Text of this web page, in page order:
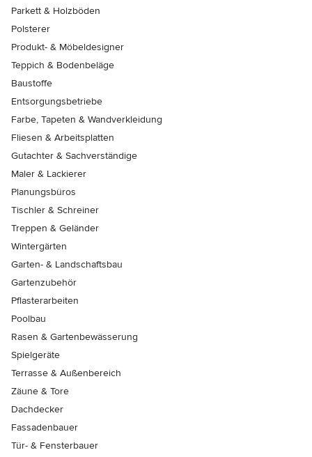
Parkett & Holzböden
Polsterer
Produkt- & Möbeldesigner
Teppich & Bodenbeläge
Baustoffe
Entsorgungsbetriebe
Farbe, Tapeten & Wandverkleidung
Fliesen & Arbeitsplatten
Gutachter & Sachverständige
Maler & Lackierer
Planungsbüros
Tischler & Schreiner
Treppen & Geländer
Wintergärten
Garten- & Landschaftsbau
Gartenzubehör
Pflasterarbeiten
Poolbau
Rasen & Gartenbewässerung
Spielgeräte
Terrasse & Außenbereich
Zäune & Tore
Dachdecker
Fassadenbauer
Tür- & Fensterbauer